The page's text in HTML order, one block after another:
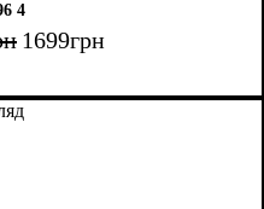
4
1699грн